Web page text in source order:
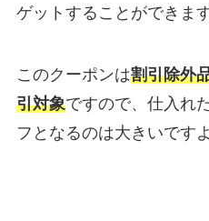
ゲットすることができます
このクーポンは割引除外
引対象ですので、仕入れ
フとなるのは大きいですよ